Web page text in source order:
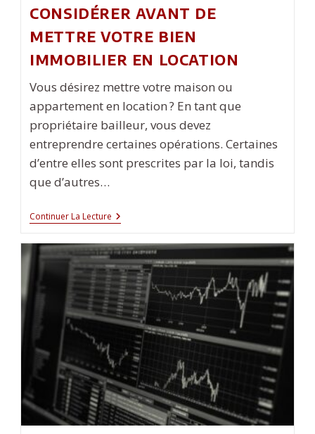
considérer avant de
mettre votre bien
immobilier en location
Vous désirez mettre votre maison ou
appartement en location ? En tant que
propriétaire bailleur, vous devez
entreprendre certaines opérations. Certaines
d’entre elles sont prescrites par la loi, tandis
que d’autres…
Continuer La Lecture Quelques
Points
Considérer
Avant
De
Mettre
Votre
Bien
Immobilier
En
Location